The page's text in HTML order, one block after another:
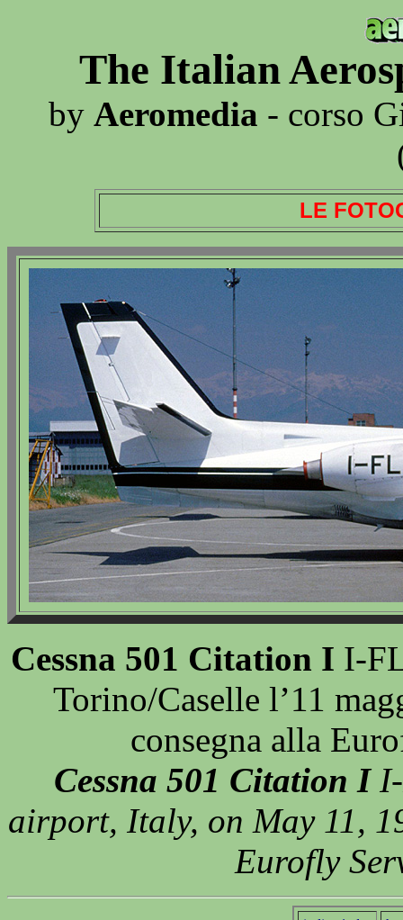
The Italian
by Aeromedia - corso
LE
Cessna 501 Citation I I-
Torino/Caselle l’11
consegna alla
Cessna 501 Citation II-
airport, Italy, on May 11,
Eurofly